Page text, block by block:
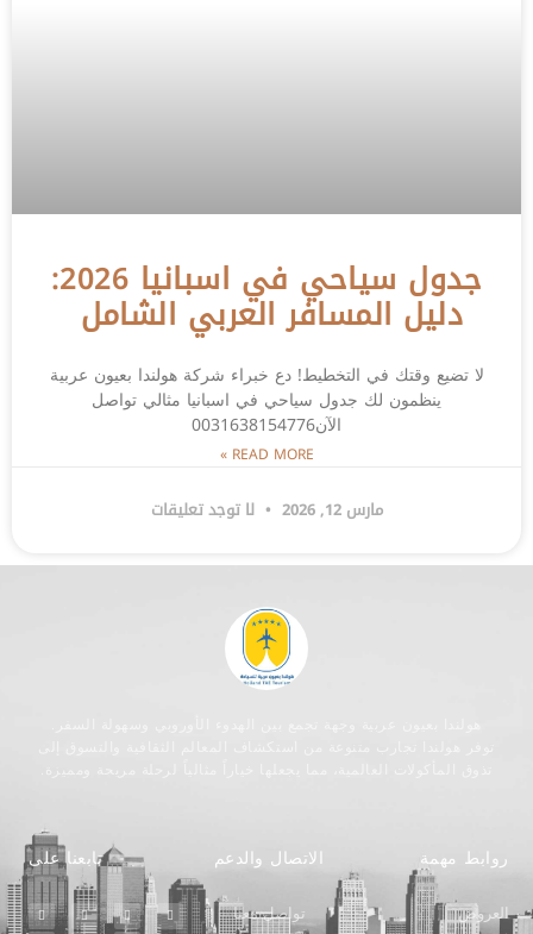
جدول سياحي في اسبانيا 2026:
دليل المسافر العربي الشامل
لا تضيع وقتك في التخطيط! دع خبراء شركة هولندا بعيون عربية
ينظمون لك جدول سياحي في اسبانيا مثالي تواصل
الآن0031638154776
READ MORE »
مارس 12, 2026 لا توجد تعليقات
روابط مهمة
العروض
الاتصال والدعم
تواصل معنا
تابعنا على